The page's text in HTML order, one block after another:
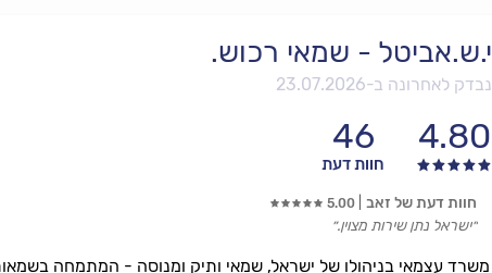
י.ש.אביטל - שמאי רכוש.
נבדק לאחרונה ב-23.07.2026
4.80
46
חוות דעת
משרד עצמאי בניהולו של ישראל, שמאי ותיק ומנוסה - המתמחה
חוות דעת של זאב 5.00
״ישראל נתן שירות מצוין.״